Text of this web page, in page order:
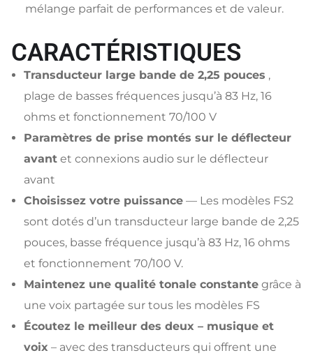
mélange parfait de performances et de valeur.
CARACTÉRISTIQUES
Transducteur large bande de 2,25 pouces ,
plage de basses fréquences jusqu’à 83 Hz, 16
ohms et fonctionnement 70/100 V
Paramètres de prise montés sur le déflecteur
avant et connexions audio sur le déflecteur
avant
Choisissez votre puissance — Les modèles FS2
sont dotés d’un transducteur large bande de 2,25
pouces, basse fréquence jusqu’à 83 Hz, 16 ohms
et fonctionnement 70/100 V.
Maintenez une qualité tonale constante grâce à
une voix partagée sur tous les modèles FS
Écoutez le meilleur des deux – musique et
voix – avec des transducteurs qui offrent une